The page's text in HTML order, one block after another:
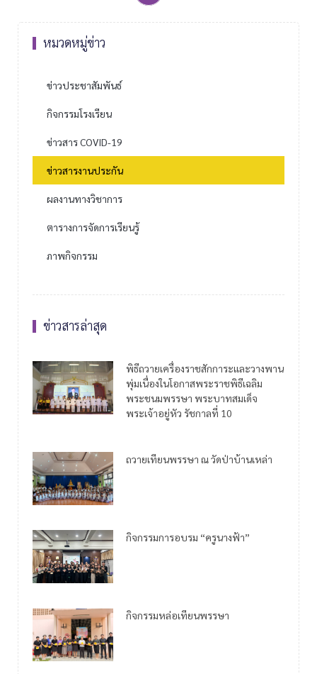
หมวดหมู่ข่าว
ข่าวประชาสัมพันธ์
กิจกรรมโรงเรียน
ข่าวสาร COVID-19
ข่าวสารงานประกัน
ผลงานทางวิชาการ
ตารางการจัดการเรียนรู้
ภาพกิจกรรม
ข่าวสารล่าสุด
พิธีถวายเครื่องราชสักการะและวางพาน
พุ่มเนื่องในโอกาสพระราชพิธีเฉลิม
พระชนมพรรษา พระบาทสมเด็จ
พระเจ้าอยู่หัว รัชกาลที่ 10
ถวายเทียนพรรษา ณ วัดป่าบ้านเหล่า
กิจกรรมการอบรม “ครูนางฟ้า”
กิจกรรมหล่อเทียนพรรษา